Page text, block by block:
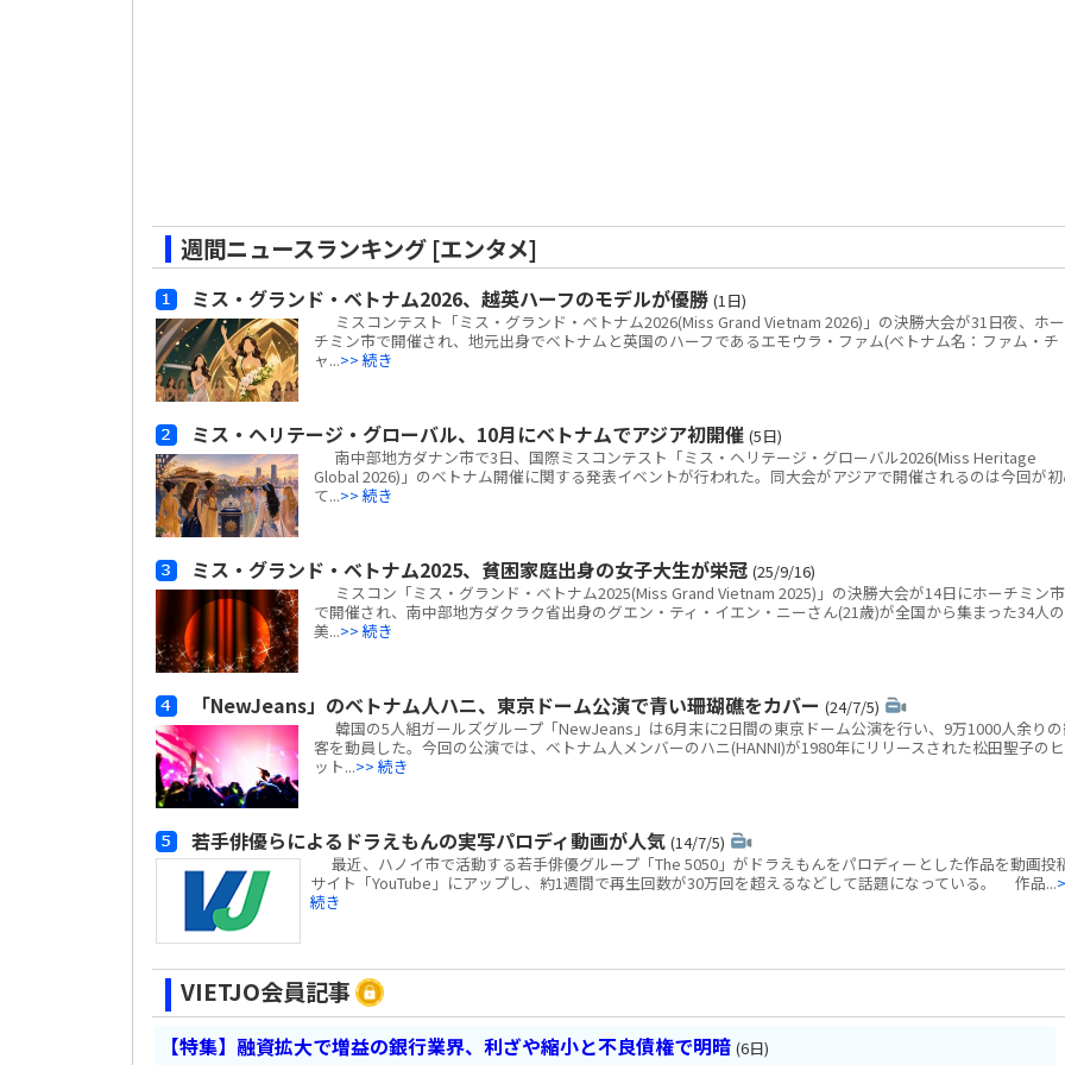
週間ニュースランキング [エンタメ]
ミス・グランド・ベトナム2026、越英ハーフのモデルが優勝 (1日)
ミスコンテスト「ミス・グランド・ベトナム2026(Miss Grand Vietnam 2026)」の決勝大会が31日夜、ホー
チミン市で開催され、地元出身でベトナムと英国のハーフであるエモウラ・ファム(ベトナム名：ファム・チ
ャ...>> 続き
ミス・ヘリテージ・グローバル、10月にベトナムでアジア初開催 (5日)
南中部地方ダナン市で3日、国際ミスコンテスト「ミス・ヘリテージ・グローバル2026(Miss Heritage
Global 2026)」のベトナム開催に関する発表イベントが行われた。同大会がアジアで開催されるのは今回が
て...>> 続き
ミス・グランド・ベトナム2025、貧困家庭出身の女子大生が栄冠 (25/9/16)
ミスコン「ミス・グランド・ベトナム2025(Miss Grand Vietnam 2025)」の決勝大会が14日にホーチミン市
で開催され、南中部地方ダクラク省出身のグエン・ティ・イエン・ニーさん(21歳)が全国から集まった34人の
美...>> 続き
「NewJeans」のベトナム人ハニ、東京ドーム公演で青い珊瑚礁をカバー (24/7/5)
韓国の5人組ガールズグループ「NewJeans」は6月末に2日間の東京ドーム公演を行い、9万1000人余り
客を動員した。今回の公演では、ベトナム人メンバーのハニ(HANNI)が1980年にリリースされた松田聖子のヒ
ット...>> 続き
若手俳優らによるドラえもんの実写パロディ動画が人気 (14/7/5)
最近、ハノイ市で活動する若手俳優グループ「The 5050」がドラえもんをパロディーとした作品を動画投
サイト「YouTube」にアップし、約1週間で再生回数が30万回を超えるなどして話題になっている。 作品...
続き
VIETJO会員記事
【特集】融資拡大で増益の銀行業界、利ざや縮小と不良債権で明暗 (6日)